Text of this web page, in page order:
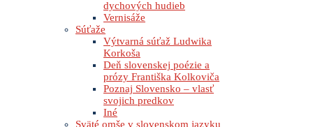
dychových hudieb
Vernisáže
Súťaže
Výtvarná súťaž Ludwika
Korkoša
Deň slovenskej poézie a
prózy Františka Kolkoviča
Poznaj Slovensko – vlasť
svojich predkov
Iné
Sväté omše v slovenskom jazyku